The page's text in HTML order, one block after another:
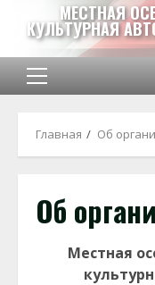
содержимому
МЕСТНАЯ
КУЛЬТУРНАЯ
Основное
Главная Об
Об
Местная